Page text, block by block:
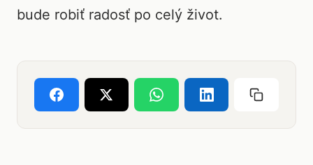
bude robiť radosť po celý život.